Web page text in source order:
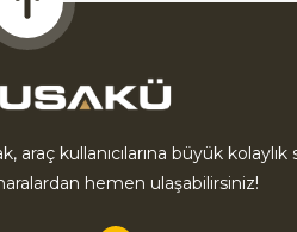
kullanıcılarına büyük
hemen ulaşabilirsiniz!